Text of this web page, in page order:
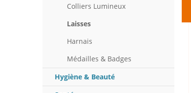
Colliers Lumineux
Laisses
Harnais
Médailles & Badges
Hygiène & Beauté